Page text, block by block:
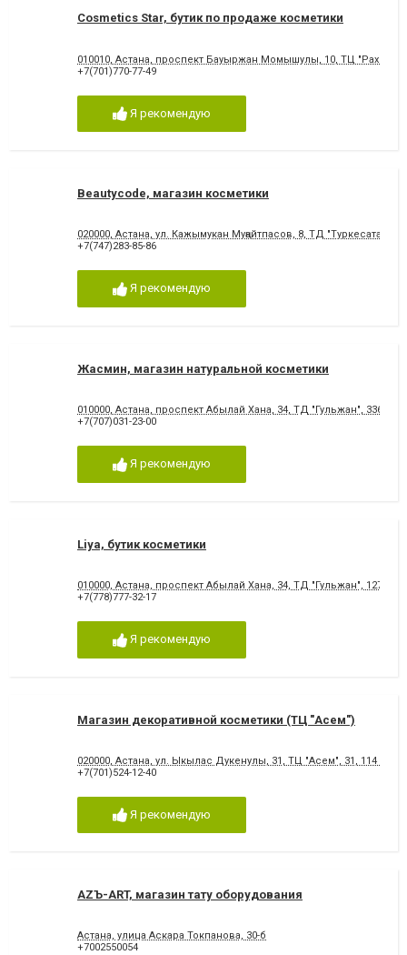
Cosmetics Star, бутик по продаже косметики
010010, Астана, проспект Бауыржан Момышулы, 10, ТЦ "Рахмет",
+7(701)770-77-49
Я рекомендую
Beautycode, магазин косметики
020000, Астана, ул. Кажымукан Муңайтпасов, 8, ТД "Туркесатан",
+7(747)283-85-86
Я рекомендую
Жасмин, магазин натуральной косметики
010000, Астана, проспект Абылай Хана, 34, ТД "Гульжан", 336
+7(707)031-23-00
Я рекомендую
Liya, бутик косметики
010000, Астана, проспект Абылай Хана, 34, ТД "Гульжан", 127А
+7(778)777-32-17
Я рекомендую
Магазин декоративной косметики (ТЦ "Асем")
020000, Астана, ул. Ыкылас Дукенулы, 31, ТЦ "Асем", 31, 114
+7(701)524-12-40
Я рекомендую
AZЪ-ART, магазин тату оборудования
Астана, улица Аскара Токпанова, 30-б
+7002550054